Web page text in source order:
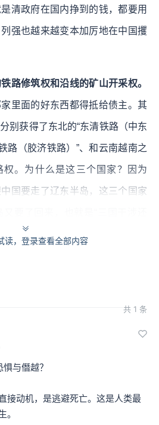
清政府在国内挣到的钱，都要用
强也越来越变本加厉地在中国攫
路修筑权和沿线的矿山开采权。
里面的好东西都得抵给债主。其
别获得了东北的“东清铁路（中东
路（胶济铁路）”、和云南越南之
权。为什么是这三个国家？因为
中国要走了辽东半岛，这三个国家
，清政府是欠了人情的。所以这三
读，登录查看全部内容
共 1 条
与僭越？
接动机，是逃避死亡。这是人类最